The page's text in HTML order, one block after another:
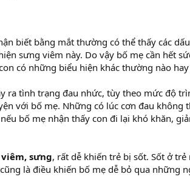
biết bằng mắt thường có thể thấy các
sưng viêm này. Do vậy bố mẹ cần hết
có những biểu hiện khác thường nào
ra tình trạng đau nhức, tùy theo mức độ
với bố mẹ. Những có lúc cơn đau không
bố mẹ nhận thấy con đi lại khó khăn,
sưng, rất dễ khiến trẻ bị sốt. Sốt ở
là điều khiến bố mẹ dễ bỏ qua những